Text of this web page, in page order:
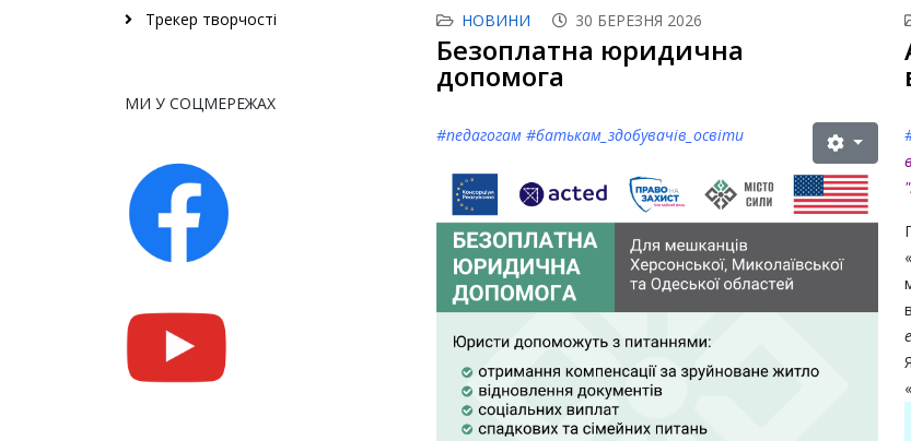
Трекер творчості
МИ У СОЦМЕРЕЖАХ
НОВИНИ 30 БЕРЕЗНЯ 2026
Безоплатна юридична
допомога
#педагогам #батькам_здобувачів_освіти